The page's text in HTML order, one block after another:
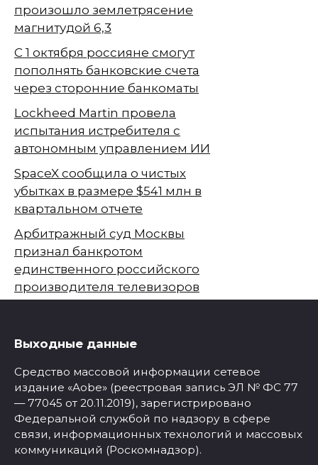
произошло землетрясение
магнитудой 6,3
С 1 октября россияне смогут
пополнять банковские счета
через сторонние банкоматы
Lockheed Martin провела
испытания истребителя с
автономным управлением ИИ
SpaceX сообщила о чистых
убытках в размере $541 млн в
квартальном отчете
Арбитражный суд Москвы
признал банкротом
единственного российского
производителя телевизоров
Выходные данные
Средство массовой информации сетевое
издание «Aobe» (реестровая запись ЭЛ № ФС 77
— 77045 от 20.11.2019), зарегистрировано
Федеральной службой по надзору в сфере
связи, информационных технологий и массовых
коммуникаций (Роскомнадзор).